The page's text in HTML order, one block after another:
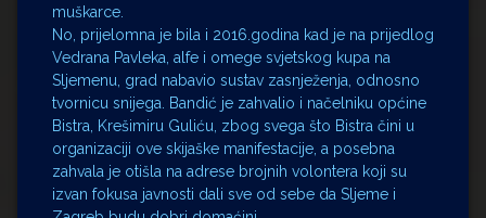
muškarce.
No, prijelomna je bila i 2016.godina kad je na prijedlog
Vedrana Pavleka, alfe i omege svjetskog kupa na
Sljemenu, grad nabavio sustav zasnježenja, odnosno
tvornicu snijega. Bandić je zahvalio i načelniku općine
Bistra, Krešimiru Guliću, zbog svega što Bistra čini u
organizaciji ove skijaške manifestacije, a posebna
zahvala je otišla na adrese brojnih volontera koji su
izvan fokusa javnosti dali sve od sebe da Sljeme i